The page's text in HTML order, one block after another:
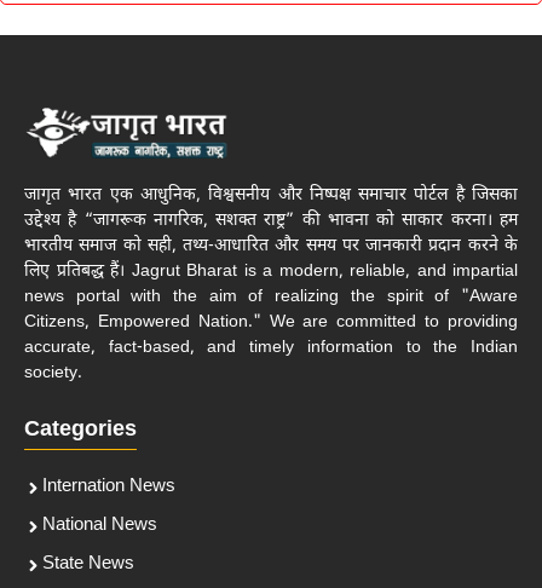
जागृत भारत एक आधुनिक, विश्वसनीय और निष्पक्ष समाचार पोर्टल है जिसका
उद्देश्य है “जागरूक नागरिक, सशक्त राष्ट्र” की भावना को साकार करना। हम
भारतीय समाज को सही, तथ्य-आधारित और समय पर जानकारी प्रदान करने के
लिए प्रतिबद्ध हैं। Jagrut Bharat is a modern, reliable, and impartial
news portal with the aim of realizing the spirit of "Aware
Citizens, Empowered Nation." We are committed to providing
accurate, fact-based, and timely information to the Indian
society.
Categories
Internation News
National News
State News